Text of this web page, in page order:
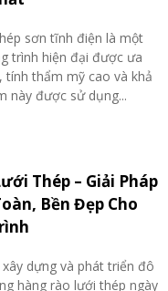
sơn tĩnh điện là một
trình hiện đại được ưa
tính thẩm mỹ cao và khả
này được sử dụng...
Thép – Giải Pháp
Bền Đẹp Cho
dựng và phát triển đô
hàng rào lưới thép ngày